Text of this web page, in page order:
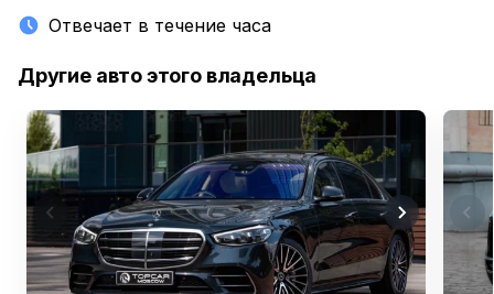
Отвечает в течение часа
Другие авто этого владельца